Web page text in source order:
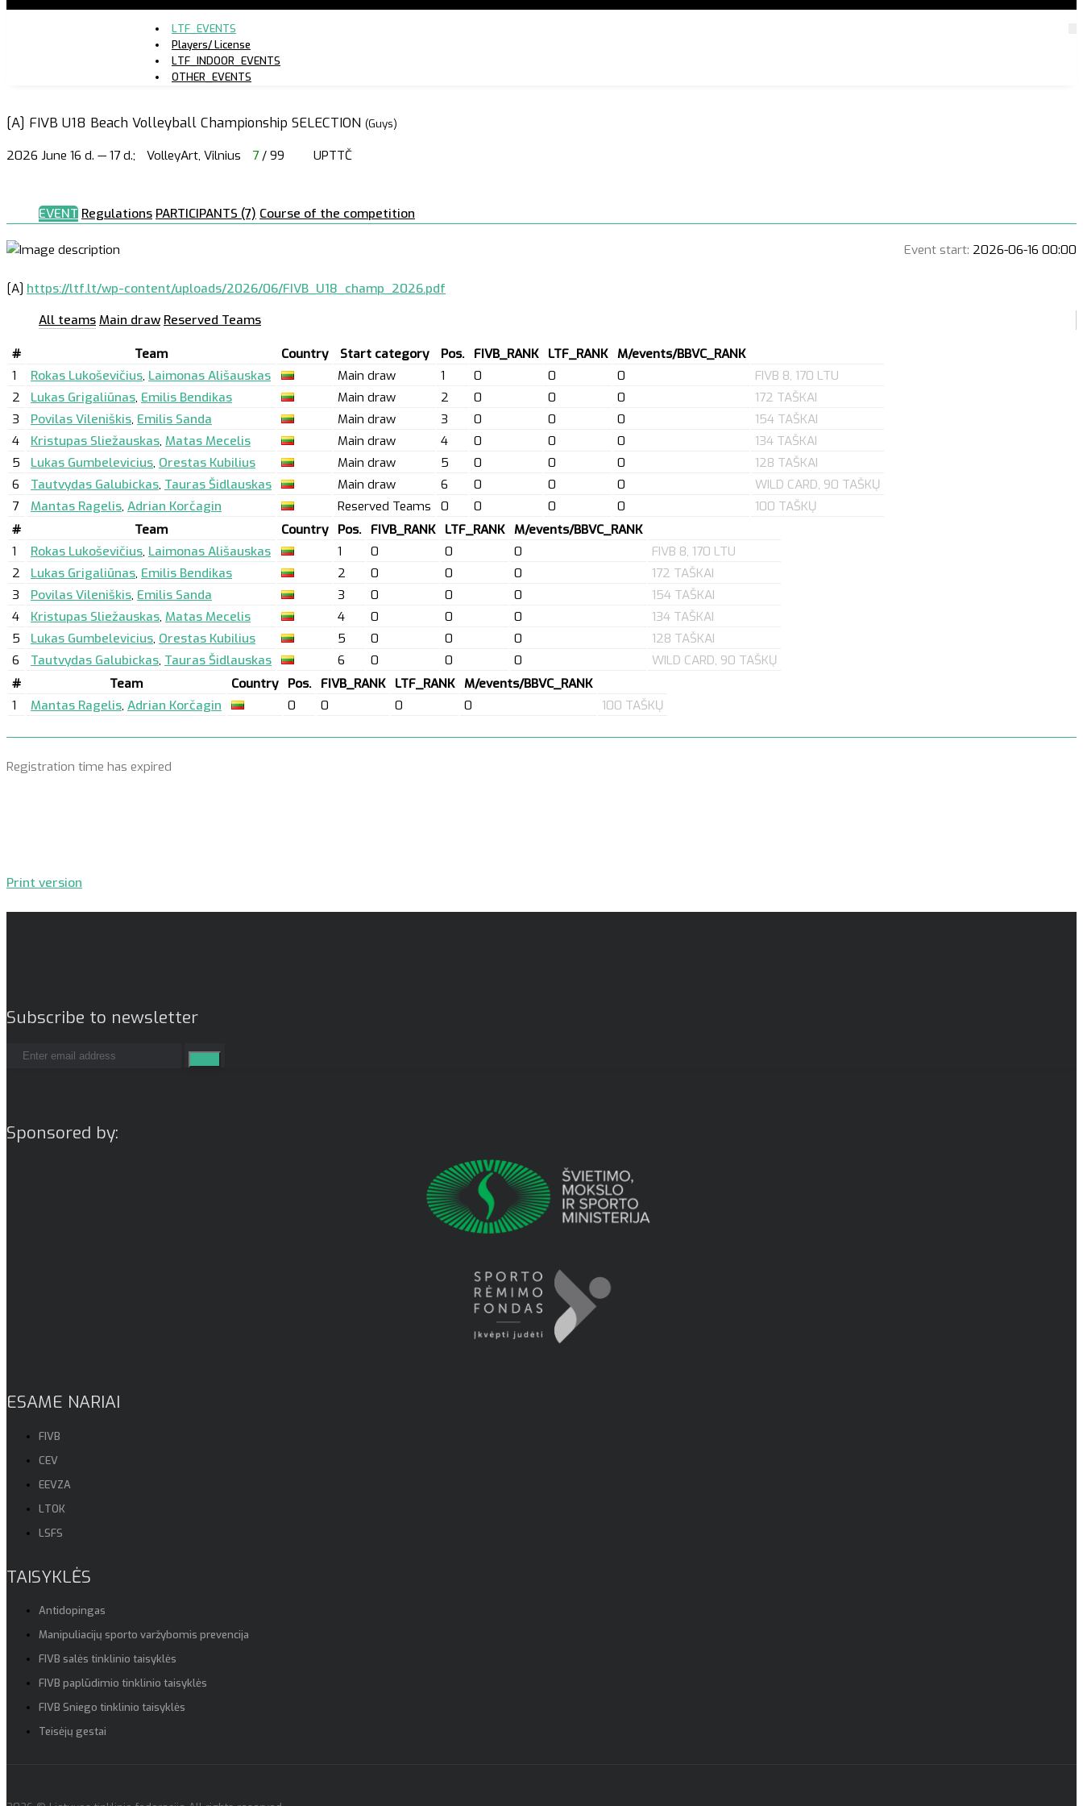
LTF_EVENTS
Players/ License
LTF_INDOOR_EVENTS
OTHER_EVENTS
[A] FIVB U18 Beach Volleyball Championship SELECTION (Guys)
2026 June 16 d. — 17 d.; VolleyArt, Vilnius 7/ 99 UPTTČ
EVENT Regulations PARTICIPANTS (7) Course of the competition
Event start: 2026-06-16 00:00
[A] https://ltf.lt/wp-content/uploads/2026/06/FIVB_U18_champ_2026.pdf
All teams Main draw Reserved Teams
# Team Country Start category Pos. FIVB_RANK LTF_RANK M/events/BBVC_RANK
1
Rokas Lukoševičius, Laimonas Ališauskas Main draw 1 0 0 0
FIVB 8, 170 LTU
2
Lukas Grigaliūnas, Emilis Bendikas Main draw 2 0 0 0
172 TAŠKAI
3
Povilas Vileniškis, Emilis Sanda Main draw 3 0 0 0
154 TAŠKAI
4
Kristupas Sliežauskas, Matas Mecelis Main draw 4 0 0 0
134 TAŠKAI
5
Lukas Gumbelevicius, Orestas Kubilius Main draw 5 0 0 0
128 TAŠKAI
6
Tautvydas Galubickas, Tauras Šidlauskas Main draw 6 0 0 0
WILD CARD, 90 TAŠKŲ
7
Mantas Ragelis, Adrian Korčagin Reserved Teams 0 0 0 0
100 TAŠKŲ
#
Team Country Pos. FIVB_RANK LTF_RANK M/events/BBVC_RANK
1
Rokas Lukoševičius, Laimonas Ališauskas 1 0 0 0
FIVB 8, 170 LTU
2
Lukas Grigaliūnas, Emilis Bendikas 2 0 0 0
172 TAŠKAI
3
Povilas Vileniškis, Emilis Sanda 3 0 0 0
154 TAŠKAI
4
Kristupas Sliežauskas, Matas Mecelis 4 0 0 0
134 TAŠKAI
5
Lukas Gumbelevicius, Orestas Kubilius 5 0 0 0
128 TAŠKAI
6
Tautvydas Galubickas, Tauras Šidlauskas 6 0 0 0
WILD CARD, 90 TAŠKŲ
#
Team Country Pos. FIVB_RANK LTF_RANK M/events/BBVC_RANK
1
Mantas Ragelis, Adrian Korčagin 0 0 0 0 100 TAŠKŲ
Registration time has expired
Print version
Subscribe to newsletter
Sponsored by:
ESAME NARIAI
FIVB
CEV
EEVZA
LTOK
LSFS
TAISYKLĖS
Antidopingas
Manipuliacijų sporto varžybomis prevencija
FIVB salės tinklinio taisyklės
FIVB paplūdimio tinklinio taisyklės
FIVB Sniego tinklinio taisyklės
Teisėjų gestai